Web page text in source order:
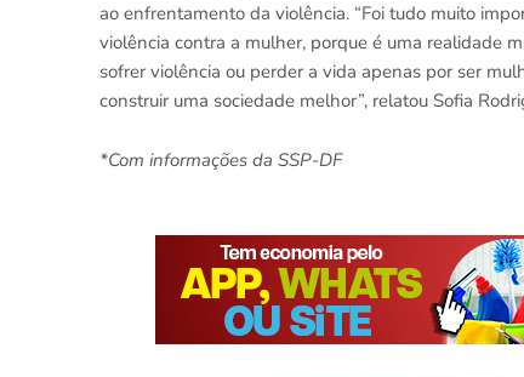
ao enfrentamento da violência. “Foi tudo muito
violência contra a mulher, porque é uma realidade
sofrer violência ou perder a vida apenas por ser
construir uma sociedade melhor”, relatou Sofia
*Com informações da SSP-DF